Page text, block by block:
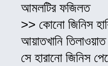
আমলটির ফজিলত
>> কোনো জিনিস
আয়াতখানি
সে হারানো জিনিস